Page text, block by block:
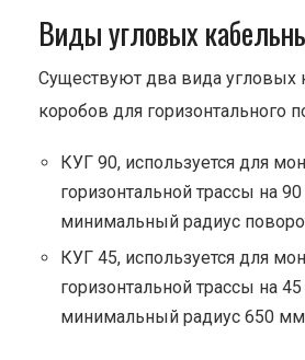
Виды угловых
Существуют два вида угловых
коробов для горизонтального
КУГ 90, используется для
горизонтальной трассы на
минимальный радиус
КУГ 45, используется для
горизонтальной трассы на
минимальный радиус 650